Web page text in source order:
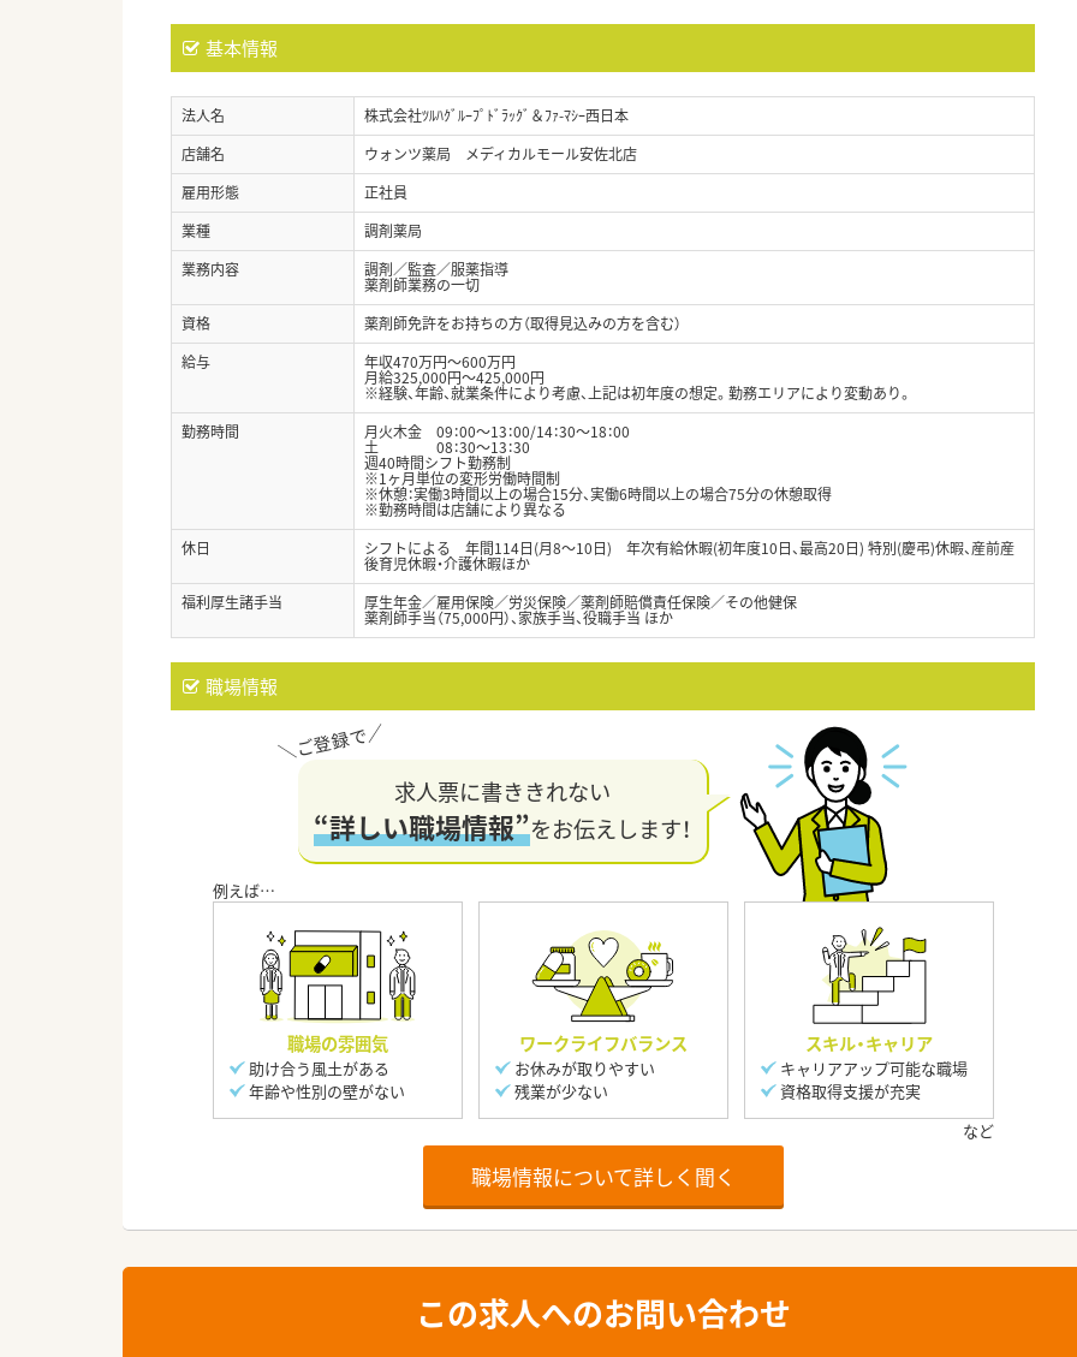
基本情報
法人名
株式会社ﾂﾙﾊｸﾞﾙｰﾌﾟﾄﾞﾗｯｸﾞ＆ﾌｧ-ﾏｼｰ西日本
店舗名
ウォンツ薬局 メディカルモール安佐北店
雇用形態
正社員
業種
調剤薬局
業務内容
調剤／監査／服薬指導
薬剤師業務の一切
資格
薬剤師免許をお持ちの方（取得見込みの方を含む）
給与
年収470万円～600万円
月給325,000円～425,000円
※経験、年齢、就業条件により考慮、上記は初年度の想定。勤務エリアにより変動あり。
勤務時間
月火木金 09：00～13：00/14：30～18：00
土 08：30～13：30
週40時間シフト勤務制
※1ヶ月単位の変形労働時間制
※休憩：実働3時間以上の場合15分、実働6時間以上の場合75分の休憩取得
※勤務時間は店舗により異なる
休日
シフトによる 年間114日(月8～10日) 年次有給休暇(初年度10日、最高20日) 特別(慶弔)休暇、産前産
後育児休暇・介護休暇ほか
福利厚生諸手当
厚生年金／雇用保険／労災保険／薬剤師賠償責任保険／その他健保
薬剤師手当（75,000円）、家族手当、役職手当 ほか
職場情報
求人票に書ききれない
“詳しい職場情報”をお伝えします！
職場の雰囲気
助け合う風土がある
年齢や性別の壁がない
ワークライフバランス
お休みが取りやすい
残業が少ない
スキル・キャリア
キャリアアップ可能な職場
資格取得支援が充実
職場情報について詳しく聞く
この求人へのお問い合わせ